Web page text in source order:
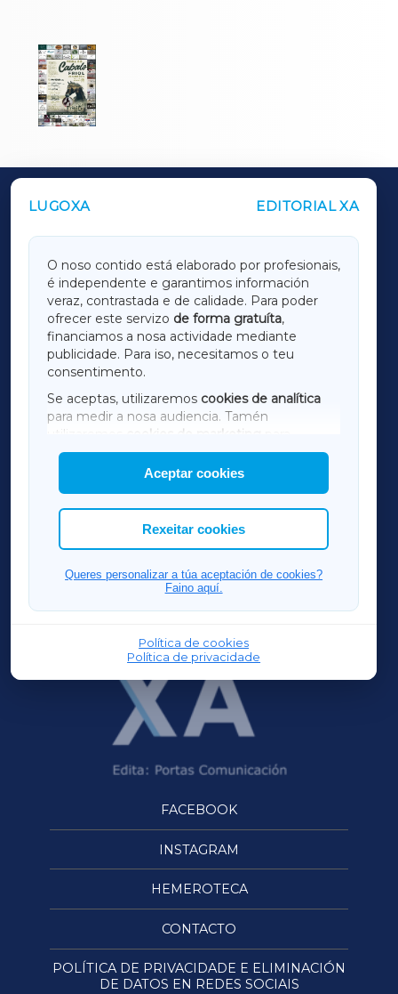
LUGOXA EDITORIAL XA
O noso contido está elaborado por profesionais,
é independente e garantimos información
veraz, contrastada e de calidade. Para poder
ofrecer este servizo de forma gratuíta,
financiamos a nosa actividade mediante
publicidade. Para iso, necesitamos o teu
consentimento.
Se aceptas, utilizaremos cookies de analítica
para medir a nosa audiencia. Tamén
utilizaremos
cookies de marketing
mostrar publicidade de terceiros.
Así mesmo, podes personalizar a elección das
cookies que desexas permitir.
Aceptar cookies
Rexeitar cookies
Queres personalizar a túa aceptación de cookies?
Faino aquí.
Política de cookies
Política de privacidade
OUTROS PERIÓDICOS
LUGOXA
TERRACHAXA
AMARIÑAXA
RIBEIRASACRAXA
ACORUÑAXA
FERROLXA
OURENSEXA
FACEBOOK
INSTAGRAM
HEMEROTECA
CONTACTO
POLÍTICA DE PRIVACIDADE E ELIMINACIÓN
DE DATOS EN REDES SOCIAIS